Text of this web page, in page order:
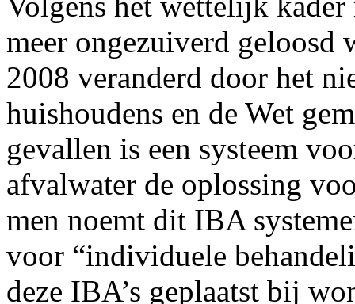
meer ongezuiverd
2008 veranderd door het
huishoudens en de Wet
gevallen is een systeem
afvalwater de oplossing
men noemt dit IBA
voor “individuele
deze IBA’s geplaatst bij